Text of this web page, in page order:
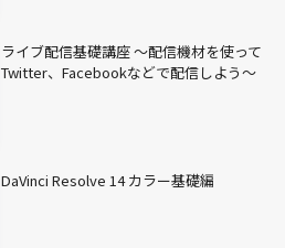
ライブ配信基礎講座 〜配信機材を使って
Twitter、Facebookなどで配信しよう〜
DaVinci Resolve 14 カラー基礎編